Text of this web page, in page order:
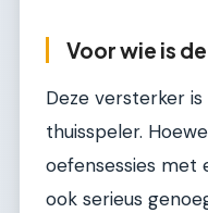
Voor wie is
Deze versterker
thuisspeler.
oefensessies met
ook serieus